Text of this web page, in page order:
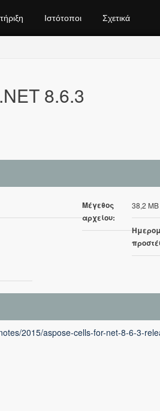
Ιστότοποι Σχετικά
8.6.3
Μέγεθος
αρχείου:
38,2 MB
2015/aspose-cells-for-net-8-6-3-